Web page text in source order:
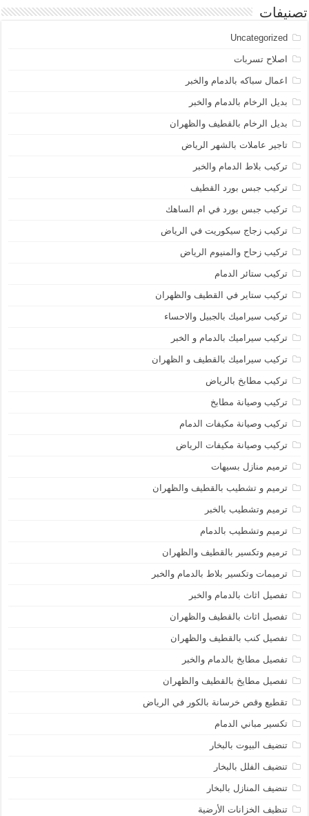
تصنيفات
Uncategorized
اصلاح تسربات
اعمال سباكه بالدمام والخبر
بديل الرخام بالدمام والخبر
بديل الرخام بالقطيف والظهران
تاجير عاملات بالشهر الرياض
تركيب بلاط الدمام والخبر
تركيب جبس بورد القطيف
تركيب جبس بورد في ام الساهك
تركيب زجاج سيكوريت في الرياض
تركيب زحاح والمنيوم الرياض
تركيب ستائر الدمام
تركيب ستاير في القطيف والظهران
تركيب سيراميك بالجبيل والاحساء
تركيب سيراميك بالدمام و الخبر
تركيب سيراميك بالقطيف و الظهران
تركيب مطابخ بالرياض
تركيب وصيانة مطابخ
تركيب وصيانة مكيفات الدمام
تركيب وصيانة مكيفات الرياض
ترميم منازل بسيهات
ترميم و تشطيب بالقطيف والظهران
ترميم وتشطيب بالخبر
ترميم وتشطيب بالدمام
ترميم وتكسير بالقطيف والظهران
ترميمات وتكسير بلاط بالدمام والخبر
تفصيل اثاث بالدمام والخبر
تفصيل اثاث بالقطيف والظهران
تفصيل كنب بالقطيف والظهران
تفصيل مطابخ بالدمام والخبر
تفصيل مطايخ بالقطيف والظهران
تقطيع وقص خرسانة بالكور في الرياض
تكسير مباني الدمام
تنضيف البيوت بالبخار
تنضيف الفلل بالبخار
تنضيف المنازل بالبخار
تنظيف الخزانات الأرضية